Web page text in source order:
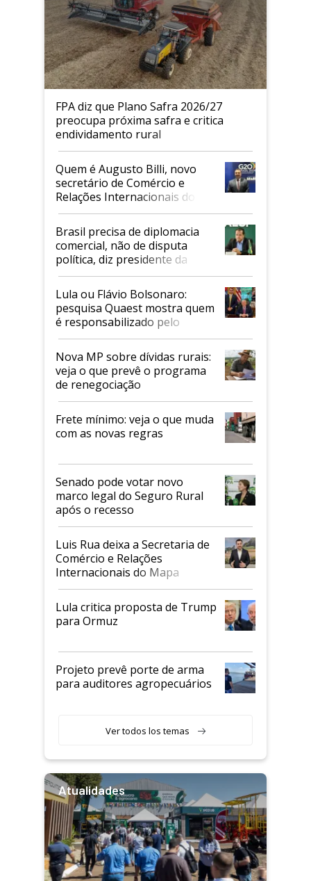
FPA diz que Plano Safra 2026/27
preocupa próxima safra e critica
endividamento rural
Quem é Augusto Billi, novo
secretário de Comércio e
Relações Internacionais do
Mapa
Brasil precisa de diplomacia
comercial, não de disputa
política, diz presidente da
Faesp
Lula ou Flávio Bolsonaro:
pesquisa Quaest mostra quem
é responsabilizado pelo
tarifaço dos EUA
Nova MP sobre dívidas rurais:
veja o que prevê o programa
de renegociação
Frete mínimo: veja o que muda
com as novas regras
Senado pode votar novo
marco legal do Seguro Rural
após o recesso
Luis Rua deixa a Secretaria de
Comércio e Relações
Internacionais do Mapa
Lula critica proposta de Trump
para Ormuz
Projeto prevê porte de arma
para auditores agropecuários
Ver todos los temas
Atualidades